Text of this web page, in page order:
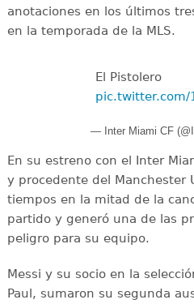
anotaciones en los últimos
en la temporada de la MLS.
El Pistolero ‍
pic.twitter.com/
— Inter Miami CF
En su estreno con el Inter
y procedente del Manchester
tiempos en la mitad de la
partido y generó una de las
peligro para su equipo.
Messi y su socio en la
Paul, sumaron su segunda